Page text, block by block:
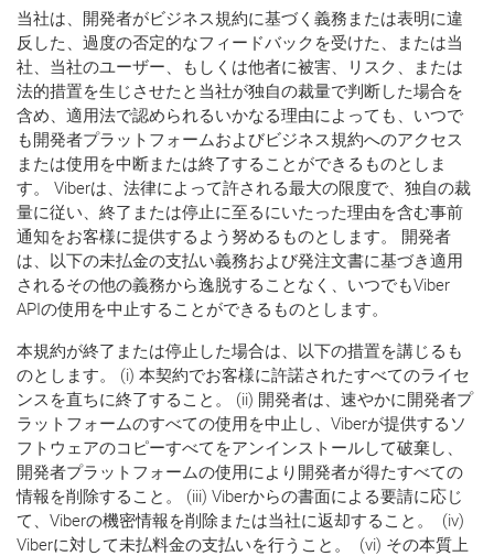
当社は、開発者がビジネス規約に基づく義務または表明に違
反した、過度の否定的なフィードバックを受けた、または当
社、当社のユーザー、もしくは他者に被害、リスク、または
法的措置を生じさせたと当社が独自の裁量で判断した場合を
含め、適用法で認められるいかなる理由によっても、いつで
も開発者プラットフォームおよびビジネス規約へのアクセス
または使用を中断または終了することができるものとしま
す。 Viberは、法律によって許される最大の限度で、独自の裁
量に従い、終了または停止に至るにいたった理由を含む事前
通知をお客様に提供するよう努めるものとします。 開発者
は、以下の未払金の支払い義務および発注文書に基づき適用
されるその他の義務から逸脱することなく、いつでもViber
APIの使用を中止することができるものとします。
本規約が終了または停止した場合は、以下の措置を講じるも
のとします。 (i) 本契約でお客様に許諾されたすべてのライセ
ンスを直ちに終了すること。 (ii) 開発者は、速やかに開発者プ
ラットフォームのすべての使用を中止し、Viberが提供するソ
フトウェアのコピーすべてをアンインストールして破棄し、
開発者プラットフォームの使用により開発者が得たすべての
情報を削除すること。 (iii) Viberからの書面による要請に応じ
て、Viberの機密情報を削除または当社に返却すること。 (iv)
Viberに対して未払料金の支払いを行うこと。 (vi) その本質上